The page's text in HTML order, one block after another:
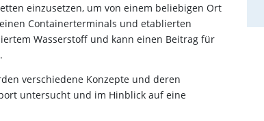
einzusetzen, um von einem beliebigen Ort
Containerterminals und etablierten
Wasserstoff und kann einen Beitrag für
verschiedene Konzepte und deren
untersucht und im Hinblick auf eine